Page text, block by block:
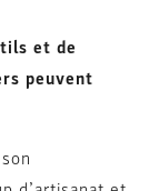
et de
peuvent